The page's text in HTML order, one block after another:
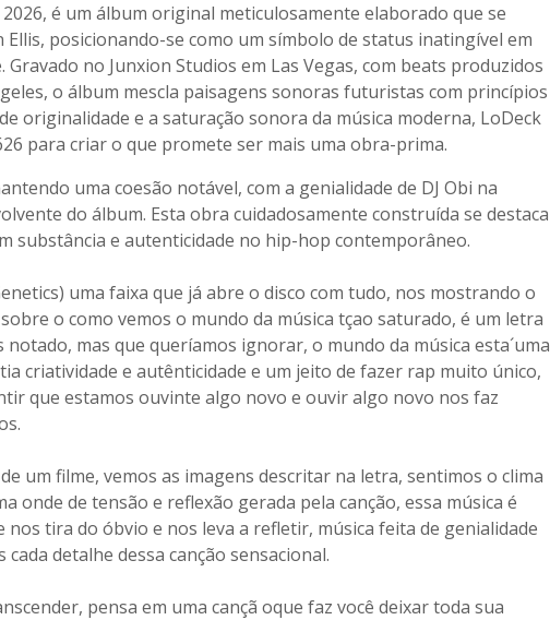
é um álbum original meticulosamente elaborado que se
posicionando-se como um símbolo de status inatingível em
no Junxion Studios em Las Vegas, com beats produzidos
o álbum mescla paisagens sonoras futuristas com princípios
originalidade e a saturação sonora da música moderna, LoDeck
para criar o que promete ser mais uma obra-prima.
uma coesão notável, com a genialidade de DJ Obi na
do álbum. Esta obra cuidadosamente construída se destaca
substância e autenticidade no hip-hop contemporâneo.
uma faixa que já abre o disco com tudo, nos mostrando o
o como vemos o mundo da música tçao saturado, é um letra
mas que queríamos ignorar, o mundo da música esta´uma
criatividade e autênticidade e um jeito de fazer rap muito único,
que estamos ouvinte algo novo e ouvir algo novo nos faz
um filme, vemos as imagens descritar na letra, sentimos o clima
onde de tensão e reflexão gerada pela canção, essa música é
tira do óbvio e nos leva a refletir, música feita de genialidade
detalhe dessa canção sensacional.
pensa em uma cançã oque faz você deixar toda sua